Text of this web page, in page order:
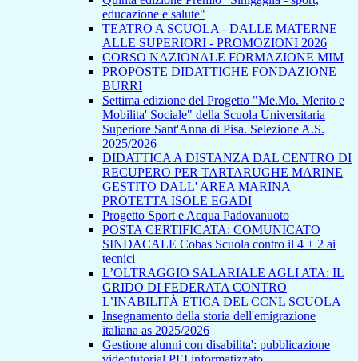
educazione e salute"
TEATRO A SCUOLA - DALLE MATERNE
ALLE SUPERIORI - PROMOZIONI 2026
CORSO NAZIONALE FORMAZIONE MIM
PROPOSTE DIDATTICHE FONDAZIONE
BURRI
Settima edizione del Progetto "Me.Mo. Merito e
Mobilita' Sociale" della Scuola Universitaria
Superiore Sant'Anna di Pisa. Selezione A.S.
2025/2026
DIDATTICA A DISTANZA DAL CENTRO DI
RECUPERO PER TARTARUGHE MARINE
GESTITO DALL' AREA MARINA
PROTETTA ISOLE EGADI
Progetto Sport e Acqua Padovanuoto
POSTA CERTIFICATA: COMUNICATO
SINDACALE Cobas Scuola contro il 4 + 2 ai
tecnici
L’OLTRAGGIO SALARIALE AGLI ATA: IL
GRIDO DI FEDERATA CONTRO
L’INABILITÀ ETICA DEL CCNL SCUOLA
Insegnamento della storia dell'emigrazione
italiana as 2025/2026
Gestione alunni con disabilita': pubblicazione